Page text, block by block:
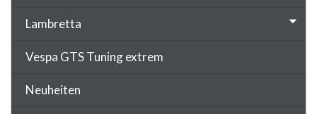
Lambretta
Vespa GTS Tuning extrem
Neuheiten